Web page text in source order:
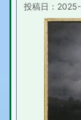
投稿日：